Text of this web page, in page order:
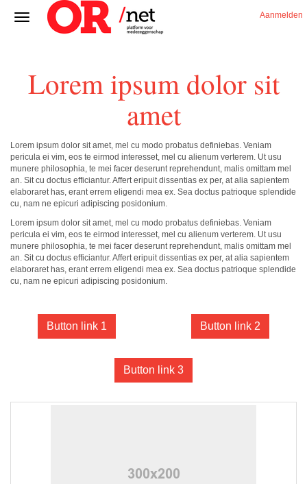
Aanmelden
Lorem ipsum dolor sit
amet
Lorem ipsum dolor sit amet, mel cu modo probatus definiebas. Veniam
pericula ei vim, eos te eirmod interesset, mel cu alienum verterem. Ut usu
munere philosophia, te mei facer deserunt reprehendunt, malis omittam mel
an. Sit cu doctus efficiantur. Affert eripuit dissentias ex per, at alia sapientem
elaboraret has, erant errem eligendi mea ex. Sea doctus patrioque splendide
cu, nam ne epicuri adipiscing posidonium.
Lorem ipsum dolor sit amet, mel cu modo probatus definiebas. Veniam
pericula ei vim, eos te eirmod interesset, mel cu alienum verterem. Ut usu
munere philosophia, te mei facer deserunt reprehendunt, malis omittam mel
an. Sit cu doctus efficiantur. Affert eripuit dissentias ex per, at alia sapientem
elaboraret has, erant errem eligendi mea ex. Sea doctus patrioque splendide
cu, nam ne epicuri adipiscing posidonium.
Button link 1 Button link 2
Button link 3